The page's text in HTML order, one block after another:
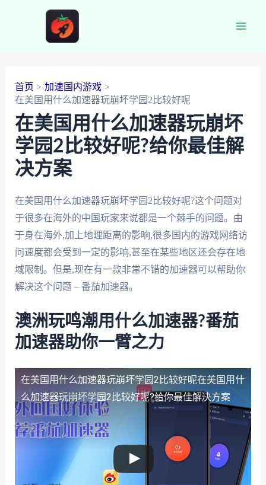
首页
加速国内游戏
在美国用什么加速器玩崩坏学园2比较好呢
在美国用什么加速器玩崩坏
学园2比较好呢?给你最佳解
决方案
在美国用什么加速器玩崩坏学园2比较好呢?这个问题对
于很多在海外的中国玩家来说都是一个棘手的问题。由
于身在海外,加上地理距离的影响,很多国内的游戏网络访
问速度都会受到一定的影响,甚至在某些地区还会存在地
域限制。但是,现在有一款非常不错的加速器可以帮助你
解决这个问题 – 番茄加速器。
澳洲玩鸣潮用什么加速器?番茄
加速器助你一臂之力
在美国用什么加速器玩崩坏学园2比较好呢在美国用什
么加速器玩崩坏学园2比较好呢?给你最佳解决方案